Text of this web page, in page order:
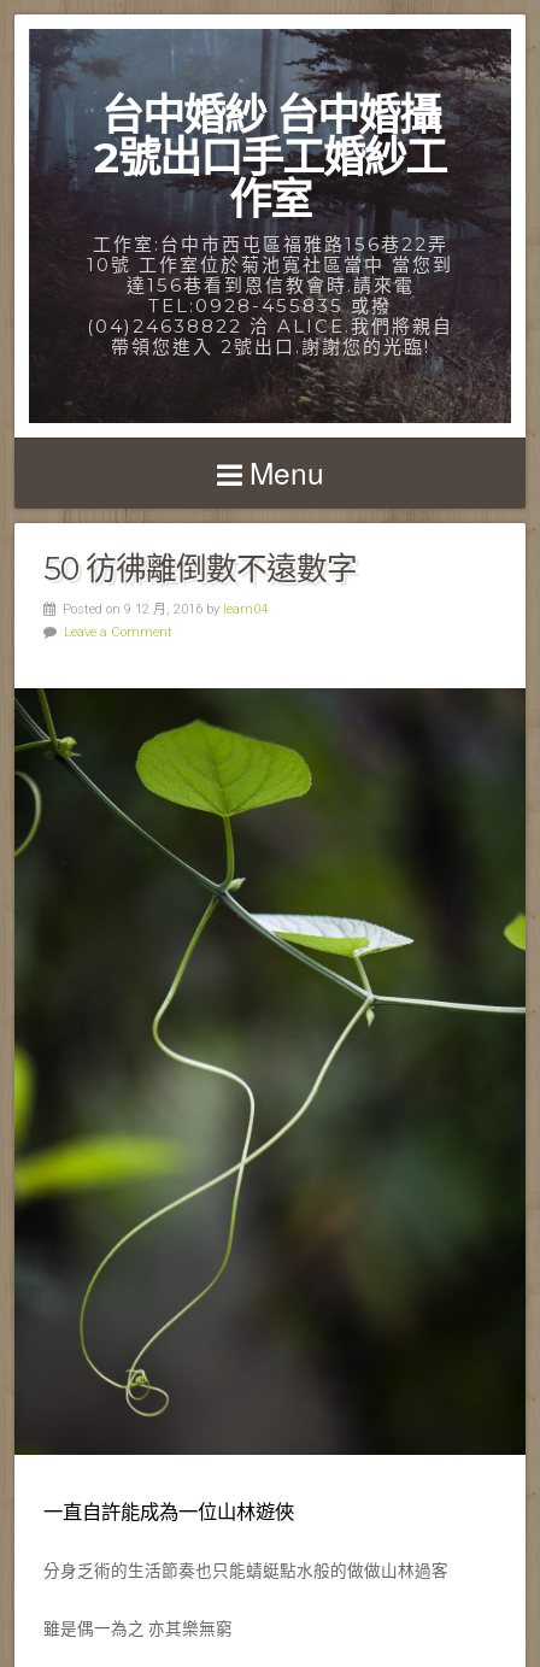
台中婚紗 台中婚攝
2號出口手工婚紗工
作室
工作室:台中市西屯區福雅路156巷22弄
10號 工作室位於菊池寬社區當中 當您到
達156巷看到恩信教會時.請來電
TEL:0928-455835 或撥
(04)24638822 洽 ALICE.我們將親自
帶領您進入 2號出口.謝謝您的光臨!
Menu
50 彷彿離倒數不遠數字
Posted on 9 12 月, 2016 by learn04
Leave a Comment
一直自許能成為一位山林遊俠
分身乏術的生活節奏也只能蜻蜓點水般的做做山林過客
雖是偶一為之 亦其樂無窮